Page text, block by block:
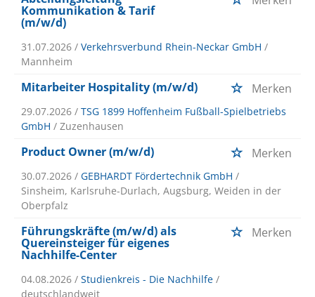
Kommunikation & Tarif
(m/w/d)
31.07.2026 / Verkehrsverbund Rhein-Neckar GmbH /
Mannheim
Mitarbeiter Hospitality (m/w/d) Merken
29.07.2026 / TSG 1899 Hoffenheim Fußball-Spielbetriebs
GmbH / Zuzenhausen
Product Owner (m/w/d) Merken
30.07.2026 / GEBHARDT Fördertechnik GmbH /
Sinsheim, Karlsruhe-Durlach, Augsburg, Weiden in der
Oberpfalz
Führungskräfte (m/w/d) als
Quereinsteiger für eigenes
Nachhilfe-Center
Merken
04.08.2026 / Studienkreis - Die Nachhilfe /
deutschlandweit